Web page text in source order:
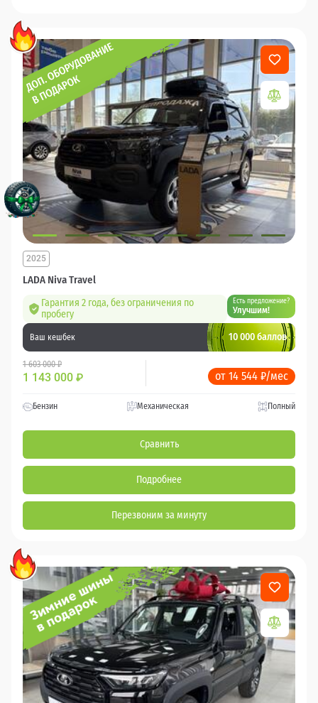
LADA Niva Travel
2025
Гарантия 2 года, без ограничения по
пробегу
Есть предложение?
Улучшим!
Ваш кешбек 10 000 баллов
1 603 000 ₽
1 143 000 ₽ от 14 544 ₽/мес
Бензин Механическая Полный
Сравнить
Подробнее
Перезвоним за минуту